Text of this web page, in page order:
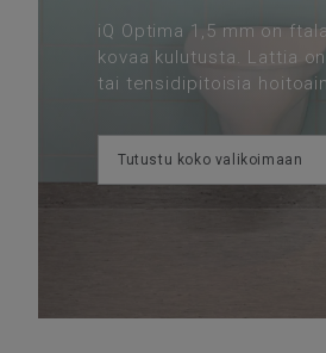
iQ Optima 1,5 mm on
kovaa kulutusta. Lattia
tai tensidipitoisia
Tutustu koko valikoimaan